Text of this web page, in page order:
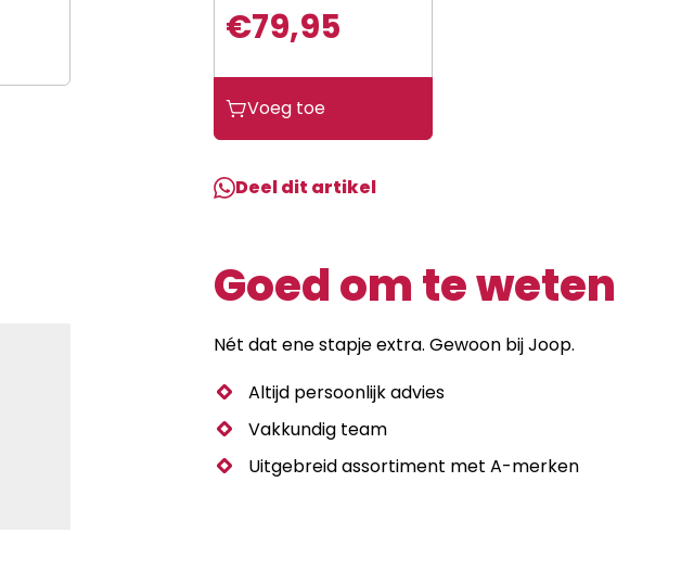
€79,95
Voeg toe
Deel dit artikel
Goed om te weten
Nét dat ene stapje extra. Gewoon bij Joop.
Altijd persoonlijk advies
Vakkundig team
Uitgebreid assortiment met A-merken